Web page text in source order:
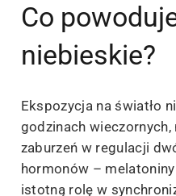
Co
niebieskie?
Ekspozycja na światło
godzinach
zaburzeń w regulacji
hormonów –
istotną rolę w